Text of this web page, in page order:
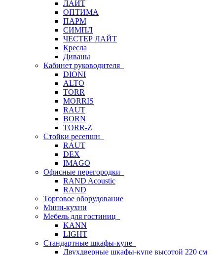
ЛАЙТ
ОПТИМА
ПАРМ
СИМПЛ
ЧЕСТЕР ЛАЙТ
Кресла
Диваны
Кабинет руководителя
DIONI
ALTO
TORR
MORRIS
RAUT
BORN
TORR-Z
Стойки ресепшн
RAUT
DEX
IMAGO
Офисные перегородки
RAND Acoustic
RAND
Торговое оборудование
Мини-кухни
Мебель для гостиниц
KANN
LIGHT
Стандартные шкафы-купе
Двухдверные шкафы-купе высотой 220 см